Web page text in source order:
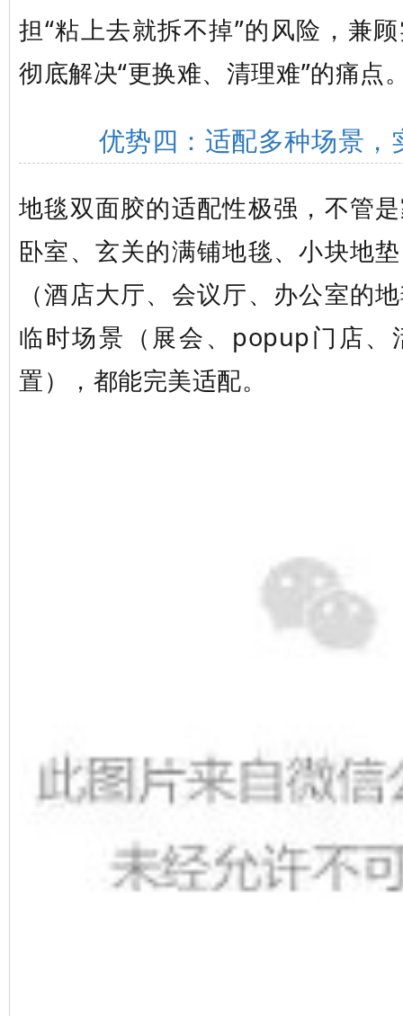
担“粘上去就拆不掉”的风险，兼
彻底解决“更换难、清理难”的痛点
优势四：适配多种场景，
地毯双面胶的适配性极强，不管
卧室、玄关的满铺地毯、小块地
（酒店大厅、会议厅、办公室的
临时场景（展会、popup门店、
置），都能完美适配。